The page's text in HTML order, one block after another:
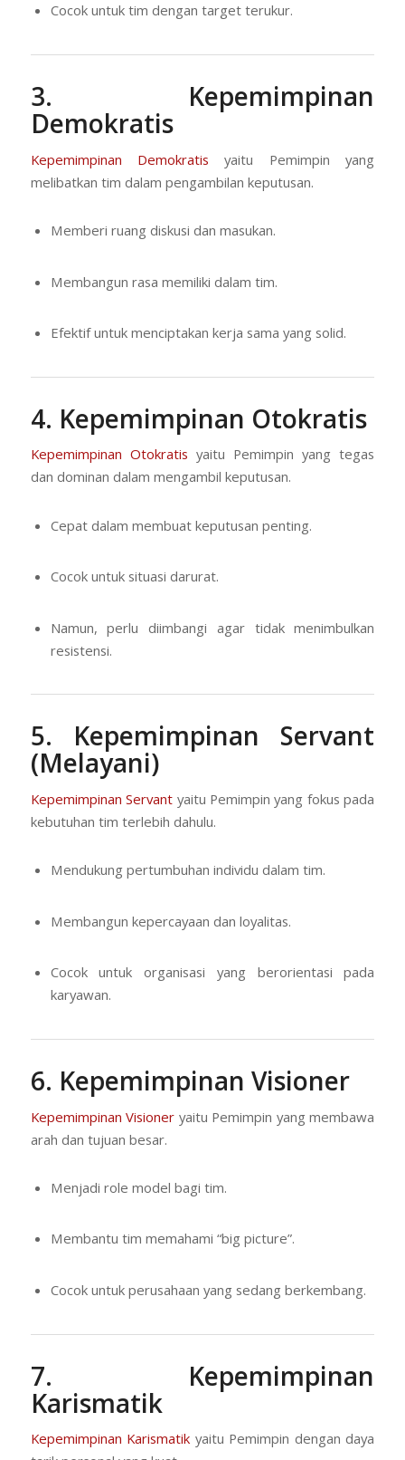
Cocok untuk tim dengan target terukur.
3. Kepemimpinan
Demokratis
Kepemimpinan Demokratis yaitu Pemimpin yang
melibatkan tim dalam pengambilan keputusan.
Memberi ruang diskusi dan masukan.
Membangun rasa memiliki dalam tim.
Efektif untuk menciptakan kerja sama yang solid.
4. Kepemimpinan Otokratis
Kepemimpinan Otokratis yaitu Pemimpin yang tegas
dan dominan dalam mengambil keputusan.
Cepat dalam membuat keputusan penting.
Cocok untuk situasi darurat.
Namun, perlu diimbangi agar tidak menimbulkan
resistensi.
5. Kepemimpinan Servant
(Melayani)
Kepemimpinan Servant yaitu Pemimpin yang fokus pada
kebutuhan tim terlebih dahulu.
Mendukung pertumbuhan individu dalam tim.
Membangun kepercayaan dan loyalitas.
Cocok untuk organisasi yang berorientasi pada
karyawan.
6. Kepemimpinan Visioner
Kepemimpinan Visioner yaitu Pemimpin yang membawa
arah dan tujuan besar.
Menjadi role model bagi tim.
Membantu tim memahami “big picture”.
Cocok untuk perusahaan yang sedang berkembang.
7. Kepemimpinan
Karismatik
Kepemimpinan Karismatik yaitu Pemimpin dengan daya